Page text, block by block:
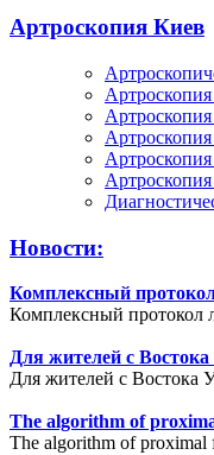
Артроскопия Киев
Артроскопия
Артроскопия
Новости:
Комплексный протокол
Комплексный протокол
Для жителей с
Для жителей с Востока
The algorithm of
The algorithm of proximal